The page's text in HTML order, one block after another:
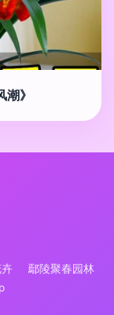
》
鄢陵聚春园林